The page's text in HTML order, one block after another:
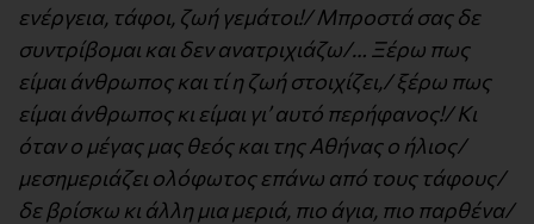
ενέργεια, τάφοι, ζωή γεμάτοι!/ Μπροστά σας δε
συντρίβομαι και δεν ανατριχιάζω/… Ξέρω πως
είμαι άνθρωπος και τί η ζωή στοιχίζει,/ ξέρω πως
είμαι άνθρωπος κι είμαι γι’ αυτό περήφανος!/ Κι
όταν ο μέγας μας θεός και της Αθήνας ο ήλιος/
μεσημεριάζει ολόφωτος επάνω από τους τάφους/
δε βρίσκω κι άλλη μια μεριά, πιο άγια, πιο παρθένα/